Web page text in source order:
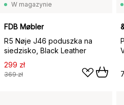
W magazynie
FDB Møbler
R5 Nøje J46 poduszka na
siedzisko, Black Leather
299 zł
369 zł